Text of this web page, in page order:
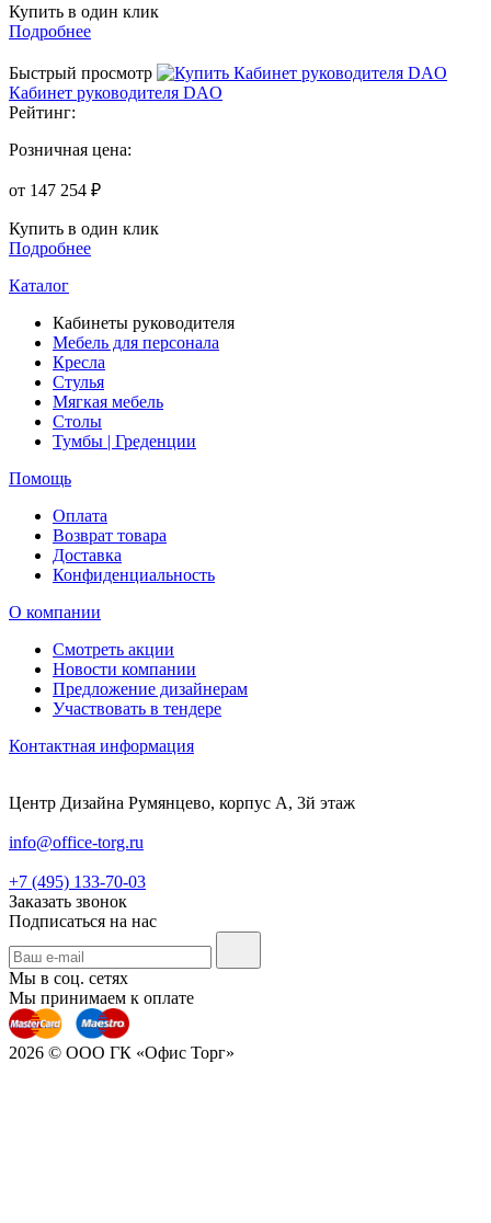
Купить в один клик
Подробнее
Быстрый просмотр
Кабинет руководителя DAO
Рейтинг:
Розничная цена:
от 147 254 ₽
Купить в один клик
Подробнее
Каталог
Кабинеты руководителя
Мебель для персонала
Кресла
Стулья
Мягкая мебель
Столы
Тумбы | Греденции
Помощь
Оплата
Возврат товара
Доставка
Конфиденциальность
О компании
Смотреть акции
Новости компании
Предложение дизайнерам
Участвовать в тендере
Контактная информация
Центр Дизайна Румянцево, корпус А, 3й этаж
info@office-torg.ru
+7 (495) 133-70-03
Заказать звонок
Подписаться на нас
Мы в соц. сетях
Мы принимаем к оплате
2026 © ООО ГК «Офис Торг»